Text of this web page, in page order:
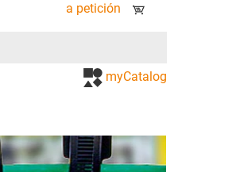
a petición
myCatalog